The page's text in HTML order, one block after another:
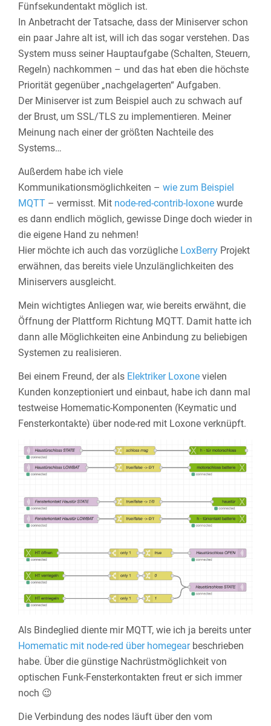
Fünfsekundentakt möglich ist.
In Anbetracht der Tatsache, dass der Miniserver schon
ein paar Jahre alt ist, will ich das sogar verstehen. Das
System muss seiner Hauptaufgabe (Schalten, Steuern,
Regeln) nachkommen – und das hat eben die höchste
Priorität gegenüber „nachgelagerten“ Aufgaben.
Der Miniserver ist zum Beispiel auch zu schwach auf
der Brust, um SSL/TLS zu implementieren. Meiner
Meinung nach einer der größten Nachteile des
Systems…
Außerdem habe ich viele
Kommunikationsmöglichkeiten – wie zum Beispiel
MQTT – vermisst. Mit node-red-contrib-loxone wurde
es dann endlich möglich, gewisse Dinge doch wieder in
die eigene Hand zu nehmen!
Hier möchte ich auch das vorzügliche LoxBerry Projekt
erwähnen, das bereits viele Unzulänglichkeiten des
Miniservers ausgleicht.
Mein wichtigtes Anliegen war, wie bereits erwähnt, die
Öffnung der Plattform Richtung MQTT. Damit hatte ich
dann alle Möglichkeiten eine Anbindung zu beliebigen
Systemen zu realisieren.
Bei einem Freund, der als Elektriker Loxone vielen
Kunden konzeptioniert und einbaut, habe ich dann mal
testweise Homematic-Komponenten (Keymatic und
Fensterkontakte) über node-red mit Loxone verknüpft.
Als Bindeglied diente mir MQTT, wie ich ja bereits unter
Homematic mit node-red über homegearbeschrieben
habe. Über die günstige Nachrüstmöglichkeit von
optischen Funk-Fensterkontakten freut er sich immer
noch 😉
Die Verbindung des nodes läuft über den vom